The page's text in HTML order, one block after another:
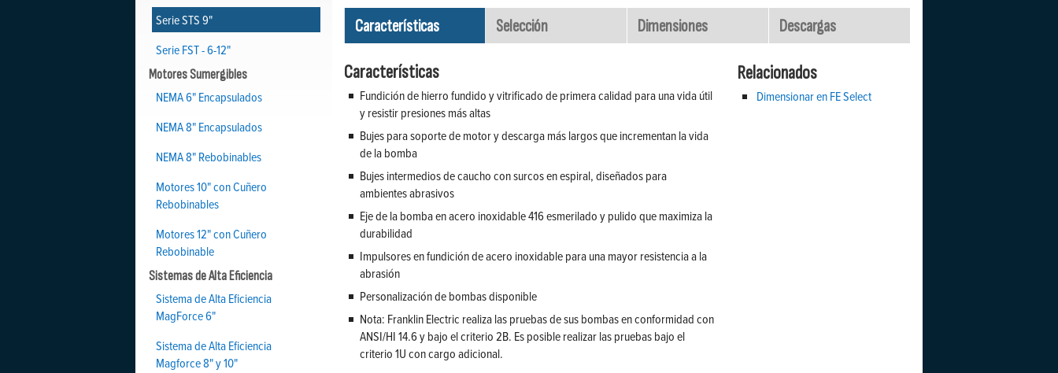
Características Selección Dimensiones Descargas
Características
Fundición de hierro fundido y vitrificado de primera calidad para una vida útil
y resistir presiones más altas
Bujes para soporte de motor y descarga más largos que incrementan la vida
de la bomba
Bujes intermedios de caucho con surcos en espiral, diseñados para
ambientes abrasivos
Eje de la bomba en acero inoxidable 416 esmerilado y pulido que maximiza la
durabilidad
Impulsores en fundición de acero inoxidable para una mayor resistencia a la
abrasión
Personalización de bombas disponible
Nota: Franklin Electric realiza las pruebas de sus bombas en conformidad con
ANSI/HI 14.6 y bajo el criterio 2B. Es posible realizar las pruebas bajo el
criterio 1U con cargo adicional.
Relacionados
Dimensionar en FE Select
Serie STS 9"
Serie FST - 6-12"
Motores Sumergibles
NEMA 6" Encapsulados
NEMA 8" Encapsulados
NEMA 8" Rebobinables
Motores 10" con Cuñero
Rebobinables
Motores 12" con Cuñero
Rebobinable
Sistemas de Alta Eficiencia
Sistema de Alta Eficiencia
MagForce 6"
Sistema de Alta Eficiencia
Magforce 8" y 10"